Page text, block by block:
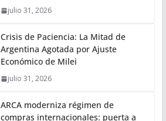
julio 31, 2026
Crisis de Paciencia: La Mitad de
Argentina Agotada por Ajuste
Económico de Milei
julio 31, 2026
ARCA moderniza régimen de
compras internacionales: puerta a